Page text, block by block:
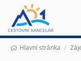
Hlavní stránka